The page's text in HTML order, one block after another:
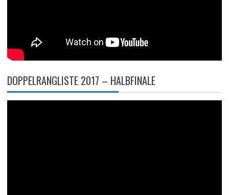
DOPPELRANGLISTE 2017 – HALBFINALE